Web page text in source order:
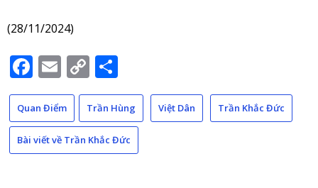
(28/11/2024)
Facebook
Email
Copy
Link
Quan Điểm Trần Hùng Việt Dân Trần Khắc Đức
Bài viết về Trần Khắc Đức